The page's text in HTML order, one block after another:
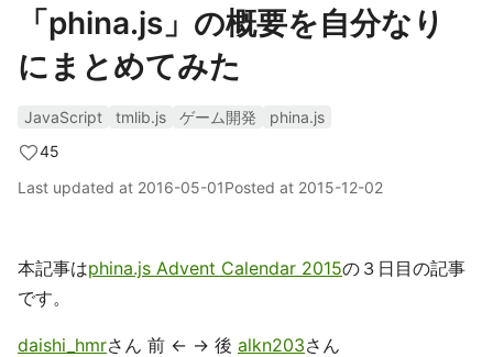
「phina.js」の概要を自分なり
にまとめてみた
JavaScript tmlib.js ゲーム開発
phina.js
45
Last updated at 2016-05-01Posted at 2015-12-02
本記事はphina.js Advent Calendar 2015の３日目の記事
です。
daishi_hmrさん 前 ← → 後 alkn203さん